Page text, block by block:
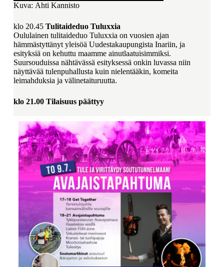
Kuva: Ahti Kannisto
klo 20.45 Tulitaideduo Tuluxxia
Oululainen tulitaideduo Tuluxxia on vuosien ajan
hämmästyttänyt yleisöä Uudestakaupungista Inariin, ja
esityksiä on kehuttu maamme ainutlaatuisimmiksi.
Suursouduissa nähtävässä esityksessä onkin luvassa niin
näyttävää tulenpuhallusta kuin nielentääkin, komeita
leimahduksia ja välinetaituruutta.
klo 21.00 Tilaisuus päättyy